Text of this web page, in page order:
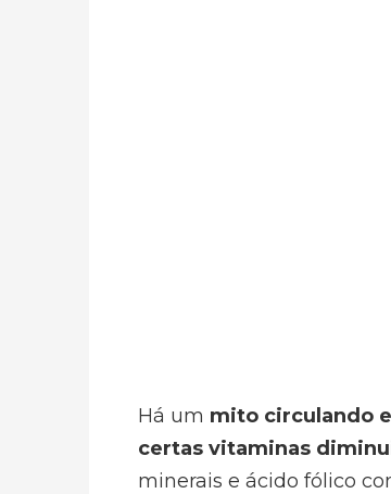
Há um mito circulando
certas vitaminas
minerais e ácido fólico